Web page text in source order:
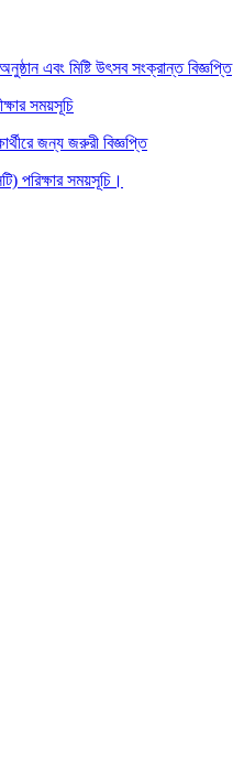
এবং মিষ্টি উৎসব সংক্রান্ত বিজ্ঞপ্তি
সময়সূচি
জন্য জরুরী বিজ্ঞপ্তি
পরিক্ষার সময়সূচি।